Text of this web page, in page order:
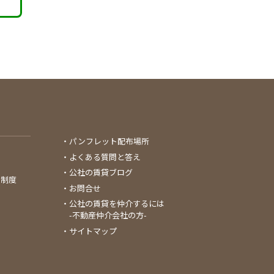
度
パンフレット配布場所
よくある質問と答え
公社の賃貸ブログ
お問合せ
公社の賃貸を仲介するには
-不動産仲介会社の方-
サイトマップ